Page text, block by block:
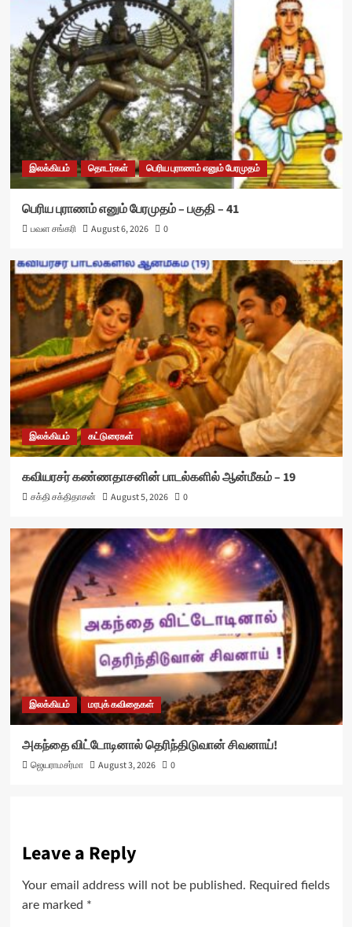
இலக்கியம் தொடர்கள் பெரிய புராணம் எனும் பேரமுதம்
பெரிய புராணம் எனும் பேரமுதம் – பகுதி – 41
பவள சங்கரி August 6, 2026 0
இலக்கியம் கட்டுரைகள்
கவியரசர் கண்ணதாசனின் பாடல்களில் ஆன்மீகம் – 19
சக்தி சக்திதாசன் August 5, 2026 0
இலக்கியம் மரபுக் கவிதைகள்
அகந்தை விட்டோடினால் தெரிந்திடுவான் சிவனாய்!
ஜெயராமசர்மா August 3, 2026 0
Leave a Reply
Your email address will not be published. Required fields
are marked *